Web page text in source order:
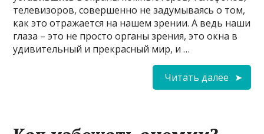
телевизоров, совершенно не задумываясь о том,
как это отражается на нашем зрении. А ведь наши
глаза – это не просто органы зрения, это окна в
удивительный и прекрасный мир, и …
Читать далее